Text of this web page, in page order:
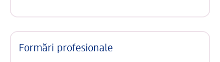
Formări profesionale